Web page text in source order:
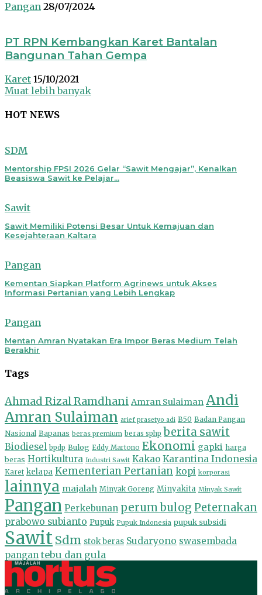
Pangan 28/07/2024
PT RPN Kembangkan Karet Bantalan
Bangunan Tahan Gempa
Karet 15/10/2021
Muat lebih banyak
HOT NEWS
SDM
Mentorship FPSI 2026 Gelar “Sawit Mengajar”, Kenalkan
Beasiswa Sawit ke Pelajar...
Sawit
Sawit Memiliki Potensi Besar Untuk Kemajuan dan
Kesejahteraan Kaltara
Pangan
Kementan Siapkan Platform Agrinews untuk Akses
Informasi Pertanian yang Lebih Lengkap
Pangan
Mentan Amran Nyatakan Era Impor Beras Medium Telah
Berakhir
Tags
Ahmad Rizal Ramdhani Amran Sulaiman Andi
Amran Sulaiman arief prasetyo adi B50 Badan Pangan
Nasional Bapanas beras premium beras sphp berita sawit
Biodiesel bpdp Bulog Eddy Martono Ekonomi gapki harga
beras Hortikultura Industri Sawit Kakao Karantina Indonesia
Karet kelapa Kementerian Pertanian kopi korporasi
lainnya majalah Minyak Goreng Minyakita Minyak Sawit
Pangan Perkebunan perum bulog Peternakan
prabowo subianto Pupuk Pupuk Indonesia pupuk subsidi
Sawit Sdm stok beras Sudaryono swasembada
pangan tebu dan gula